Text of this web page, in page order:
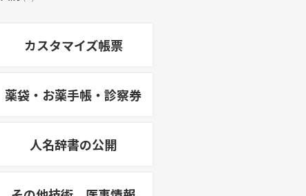
カスタマイズ帳票
薬袋・お薬手帳・診察券
人名辞書の公開